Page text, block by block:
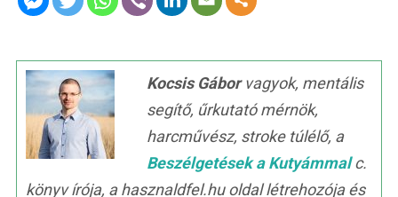
Kocsis Gáborvagyok, mentális
segítő, űrkutató mérnök,
harcművész, stroke túlélő, a
Beszélgetések a Kutyámmalc.
könyv írója, a hasznaldfel.hu oldal létrehozója és